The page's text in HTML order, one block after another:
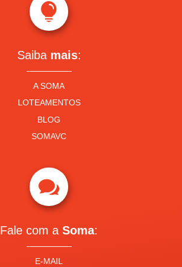

Saiba mais:
A SOMA
LOTEAMENTOS
BLOG
SOMAVC

Fale com aSoma:
E-MAIL